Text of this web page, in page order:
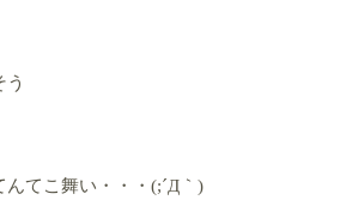
てこ舞い・・・(;´Д｀)